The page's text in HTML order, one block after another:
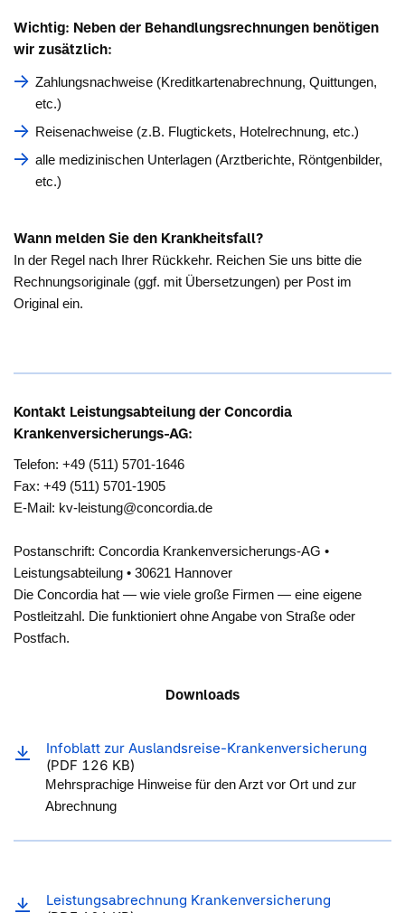
Wichtig: Neben der Behandlungsrechnungen benötigen
wir zusätzlich:
Zahlungsnachweise (Kreditkartenabrechnung, Quittungen,
etc.)
Reisenachweise (z.B. Flugtickets, Hotelrechnung, etc.)
alle medizinischen Unterlagen (Arztberichte, Röntgenbilder,
etc.)
Wann melden Sie den Krankheitsfall?
In der Regel nach Ihrer Rückkehr. Reichen Sie uns bitte die
Rechnungsoriginale (ggf. mit Übersetzungen) per Post im
Original ein.
Kontakt Leistungsabteilung der Concordia
Krankenversicherungs-AG:
Telefon: +49 (511) 5701-1646
Fax: +49 (511) 5701-1905
E-Mail: kv-leistung@concordia.de
Postanschrift: Concordia Krankenversicherungs-AG •
Leistungsabteilung • 30621 Hannover
Die Concordia hat — wie viele große Firmen — eine eigene
Postleitzahl. Die funktioniert ohne Angabe von Straße oder
Postfach.
Downloads
Infoblatt zur Auslandsreise-Krankenversicherung
(PDF 126 KB)
Mehrsprachige Hinweise für den Arzt vor Ort und zur
Abrechnung
Leistungsabrechnung Krankenversicherung